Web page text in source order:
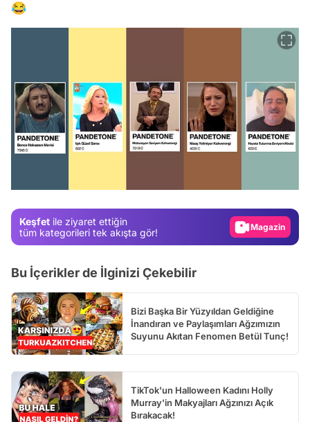
😂
Keşfet ile ziyaret ettiğin
tüm kategorileri tek akışta gör!
Magazin
Bu İçerikler de İlginizi Çekebilir
Bizi Başka Bir Yüzyıldan Geldiğine
İnandıran ve Paylaşımları Ağzımızın
Suyunu Akıtan Fenomen Betül Tunç!
TikTok'un Halloween Kadını Holly
Murray'in Makyajları Ağzınızı Açık
Bırakacak!